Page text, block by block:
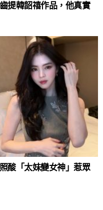
提韓韶禧作品，他真實
酸「太妹變女神」惹眾